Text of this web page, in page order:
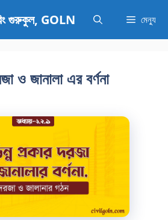
গুরুকুল, GOLN মেন্যু
ও জানালা এর বর্ণনা